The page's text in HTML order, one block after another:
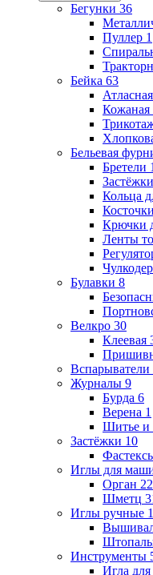
Бегунки 36
Пуллер 1
Бейка 63
Атласная
Кожаная
Бельевая
Бретели 1
Кольца
Крючки
Ленты
Булавки 8
Велкро 30
Клеевая
Вспарыватели
Журналы 9
Бурда 6
Верена 1
Шитье и
Застёжки 10
Иглы для
Орган 22
Шметц
Иглы ручные
Инструменты
Игла для